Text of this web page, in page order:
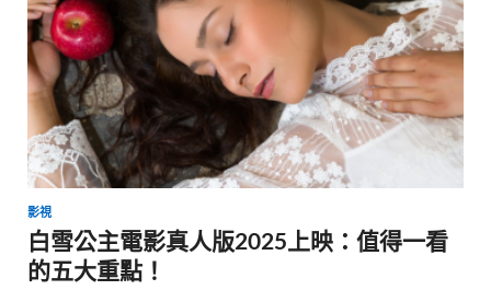
影視
白雪公主電影真人版2025上映：值得一看
的五大重點！